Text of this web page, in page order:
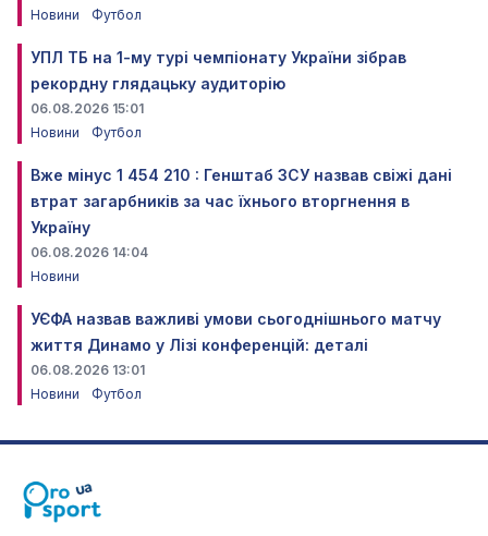
Новини
Футбол
УПЛ ТБ на 1-му турі чемпіонату України зібрав
рекордну глядацьку аудиторію
06.08.2026 15:01
Новини
Футбол
Вже мінус 1 454 210 : Генштаб ЗСУ назвав свіжі дані
втрат загарбників за час їхнього вторгнення в
Україну
06.08.2026 14:04
Новини
УЄФА назвав важливі умови сьогоднішнього матчу
життя Динамо у Лізі конференцій: деталі
06.08.2026 13:01
Новини
Футбол